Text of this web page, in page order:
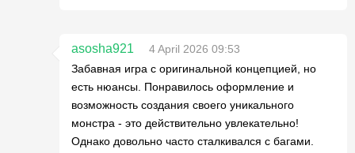
asosha921
4 April 2026 09:53
Забавная игра с оригинальной концепцией, но
есть нюансы. Понравилось оформление и
возможность создания своего уникального
монстра - это действительно увлекательно!
Однако довольно часто сталкивался с багами.